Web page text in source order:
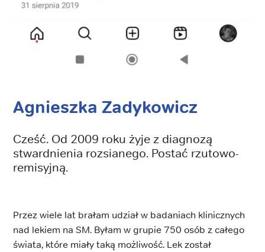
Agnieszka Zadykowicz
Cześć. Od 2009 roku żyje z diagnozą
stwardnienia rozsianego. Postać rzutowo-
remisyjną.
Przez wiele lat brałam udział w badaniach klinicznych
nad lekiem na SM. Byłam w grupie 750 osób z całego
świata, które miały taką możliwość. Lek został